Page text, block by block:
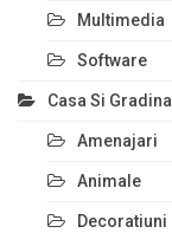
Multimedia
Software
Casa Si Gradina
Amenajari
Animale
Decoratiuni